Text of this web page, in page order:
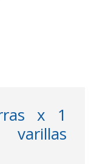
x 1
varillas